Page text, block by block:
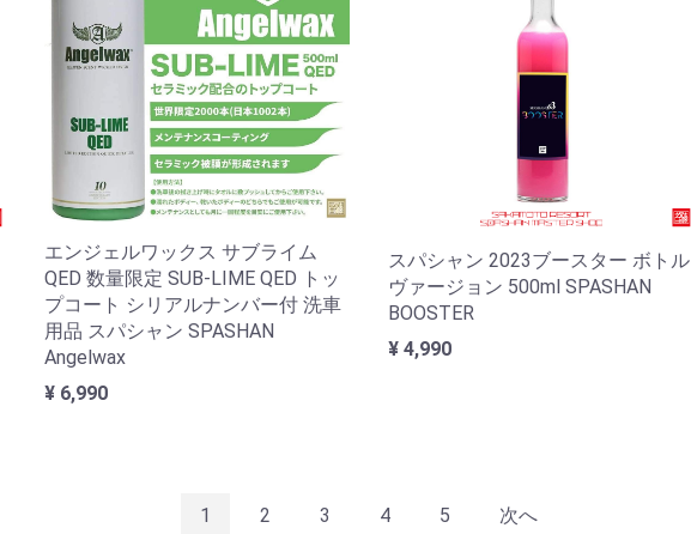
エンジェルワックス サブライム
QED 数量限定 SUB-LIME QED トッ
プコート シリアルナンバー付 洗車
用品 スパシャン SPASHAN
Angelwax
¥ 6,990
スパシャン 2023ブースター ボトル
ヴァージョン 500ml SPASHAN
BOOSTER
¥ 4,990
1 2 3 4 5 次へ